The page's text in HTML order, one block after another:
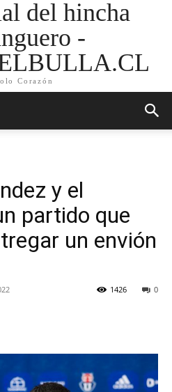
del hincha
-
Corazón
y el
partido que
un envión
0
1426